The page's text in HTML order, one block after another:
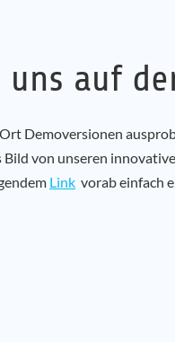
uns auf
Demoversionen
von unseren
Link vorab einfach